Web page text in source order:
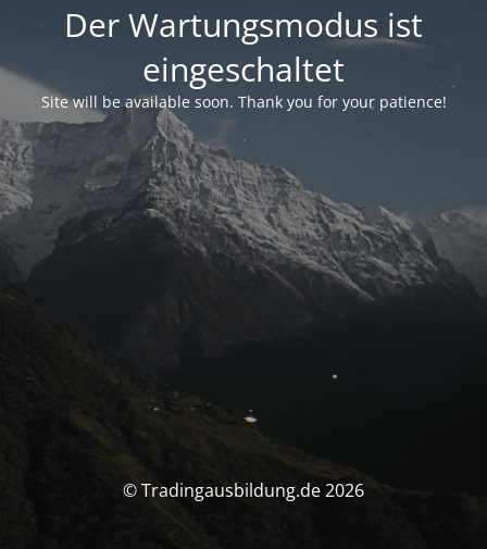
Der Wartungsmodus ist
eingeschaltet
Site will be available soon. Thank you for your patience!
© Tradingausbildung.de 2026